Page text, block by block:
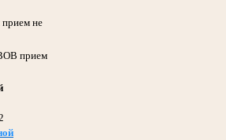
Ярулла Хикматович
Отечественной войны
народного суда с 1954 по 1957гг.
Германией в Великой Отечественной войне
Отечественной войне 1941-1945гг.»
прием не
прием